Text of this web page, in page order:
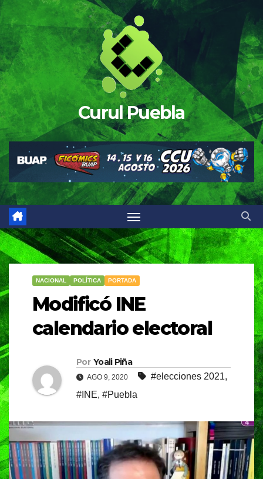
Saltar
al
contenido
Curul Puebla
NACIONAL POLÍTICA PORTADA
Modificó INE
calendario electoral
Por Yoali Piña
AGO 9, 2020 #elecciones 2021,
#INE, #Puebla